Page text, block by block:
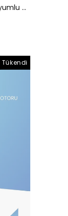
Anker Eufy L70 Robot Süpürge Uyumlu Uçurum Sensörü T2190
Tükendi